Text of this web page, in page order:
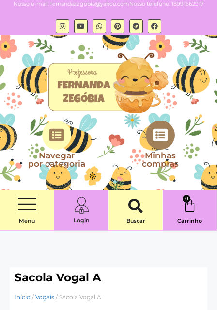
Nosso e-mail: fernandazegobia@yahoo.comNosso telefone: 18991662917
Navegar
por categoria
Minhas
compras
Menu Login Buscar
0
Carrinho
Sacola Vogal A
Início / Vogais / Sacola Vogal A